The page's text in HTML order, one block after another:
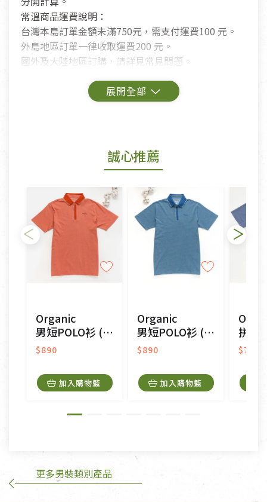
常溫商品運費說明：
台灣本島訂單金額未滿750元，需支付運費100 元。
外島地區訂單一律收取運費200 元。
國外及大陸地區訂購，請詳見常見問題。
鑑賞期商品說明：
若您購買的商品有下列「不適用七天鑑賞期商品」情
形者，除商品瑕疵以外，恕不接受退換貨.
依消保法之規定提供該商品七天免費鑑賞期(含例假
日)的服務，原則上若商品未經使用或被汙損(除商品
瑕疵)，一般皆可申請退換貨。
不適用七天鑑賞期商品：
以數位或電磁紀錄形式儲存之商品、易於變質或損壞
接受原片換新。
衣飾鞋類-如T恤，如於送達後水洗或污損者。
美容保養用品、內衣褲、襪子、口罩等私人消耗性產
內衣褲、襪子、口罩個人衛生用品除商品本身有瑕疵
外,依據《通訊交易解除權合理例外情事適用準
不在此限。
訂購手抄稿退貨需知：
手抄稿進行退貨時，請務必保持原包裝方式及使用原
誠心推薦
Organic
男短POLO衫 (鳳梨涼感)(橘色)
$890
加入購物籃
Organic
男短POLO衫 (鳳梨涼感)(藍色)
$890
加入購物籃
拼接男圓短T
$790
更多男裝類別產品